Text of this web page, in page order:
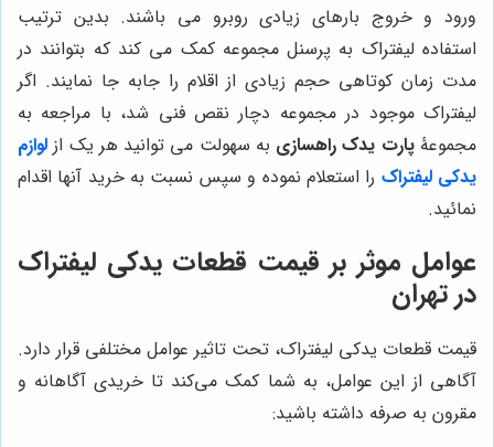
ورود و خروج بارهای زیادی روبرو می باشند. بدین ترتیب
استفاده لیفتراک به پرسنل مجموعه کمک می کند که بتوانند در
مدت زمان کوتاهی حجم زیادی از اقلام را جابه جا نمایند. اگر
لیفتراک موجود در مجموعه دچار نقص فنی شد، با مراجعه به
مجموعۀپارت یدک راهسازی به سهولت می توانید هر یک از لوازم
یدکی لیفتراک را استعلام نموده و سپس نسبت به خرید آنها اقدام
نمائید.
عوامل موثر بر قیمت قطعات یدکی لیفتراک
در تهران
قیمت قطعات یدکی لیفتراک، تحت تاثیر عوامل مختلفی قرار دارد.
آگاهی از این عوامل، به شما کمک می‌کند تا خریدی آگاهانه و
مقرون به صرفه داشته باشید: